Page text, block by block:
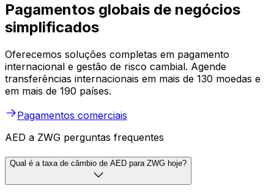
Pagamentos globais de negócios
simplificados
Oferecemos soluções completas em pagamento
internacional e gestão de risco cambial. Agende
transferências internacionais em mais de 130 moedas e
em mais de 190 países.
Pagamentos comerciais
AED a ZWG perguntas frequentes
Qual é a taxa de câmbio de AED para ZWG hoje?